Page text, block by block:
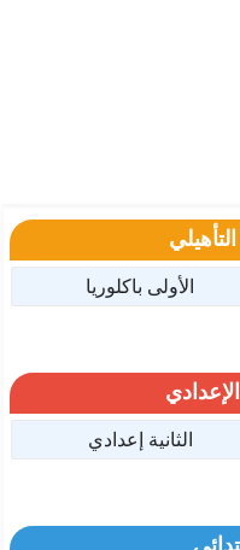
الأولى باكلوريا
الثانية إعدادي